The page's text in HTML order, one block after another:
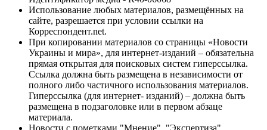
Использование любых материалов, размещённых на
сайте, разрешается при условии ссылки на
Корреспондент.net.
При копировании материалов со страницы «Новости
Украины и мира», для интернет-изданий – обязательна
прямая открытая для поисковых систем гиперссылка.
Ссылка должна быть размещена в независимости от
полного либо частичного использования материалов.
Гиперссылка (для интернет- изданий) – должна быть
размещена в подзаголовке или в первом абзаце
материала.
Новости с пометками "Мнение", "Экспертиза",